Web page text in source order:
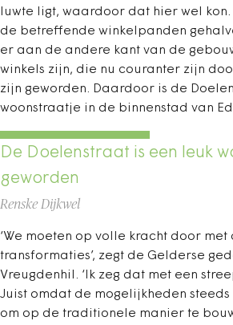
luwte ligt, waardoor dat hier wel
de betreffende winkelpanden
er aan de andere kant van de
winkels zijn, die nu couranter zijn
zijn geworden. Daardoor is de
woonstraatje in de binnenstad van
De Doelenstraat is een leuk
geworden
Renske Dijkwel
‘We moeten op volle kracht door met
transformaties’, zegt de Gelderse
Vreugdenhil. ‘Ik zeg dat met een
Juist omdat de mogelijkheden
om op de traditionele manier te